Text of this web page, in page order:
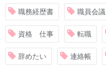
職務経歴書 職員会議
資格 仕事 転職
辞めたい 連絡帳